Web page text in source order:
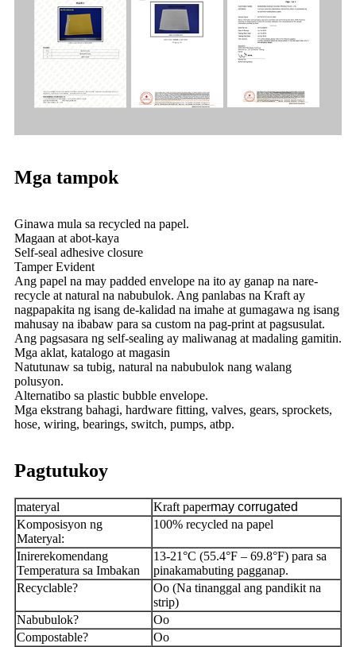
Mga tampok
Ginawa mula sa recycled na papel.
Magaan at abot-kaya
Self-seal adhesive closure
Tamper Evident
Ang papel na may padded envelope na ito ay ganap na nare-
recycle at natural na nabubulok. Ang panlabas na Kraft ay
nagpapakita ng isang de-kalidad na imahe at gumagawa ng isang
mahusay na ibabaw para sa custom na pag-print at pagsusulat.
Ang pagsasara ng self-sealing ay maliwanag at madaling gamitin.
Mga aklat, katalogo at magasin
Natutunaw sa tubig, natural na nabubulok nang walang
polusyon.
Alternatibo sa plastic bubble envelope.
Mga ekstrang bahagi, hardware fitting, valves, gears, sprockets,
hose, wiring, bearings, switch, pumps, atbp.
Pagtutukoy
materyal Kraft papermay corrugated
Komposisyon ng
Materyal:
100% recycled na papel
Inirerekomendang
Temperatura sa Imbakan
13-21°C (55.4°F – 69.8°F) para sa
pinakamabuting pagganap.
Recyclable?
Oo (Na tinanggal ang pandikit na
strip)
Nabubulok?
Oo
Compostable?
Oo